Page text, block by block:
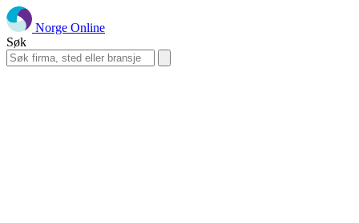
Norge Online
Søk